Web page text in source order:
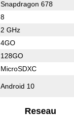
Snapdragon 678
8
2 GHz
4GO
128GO
MicroSDXC
Android 10
Reseau